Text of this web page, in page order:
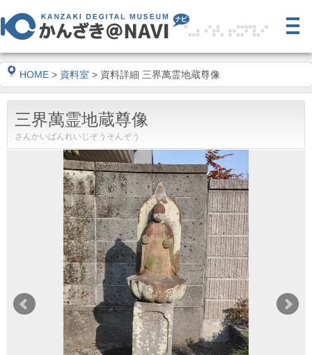
HOME > 資料室 > 資料詳細 三界萬霊地蔵尊像
三界萬霊地蔵尊像
さんかいばんれいじぞうそんぞう